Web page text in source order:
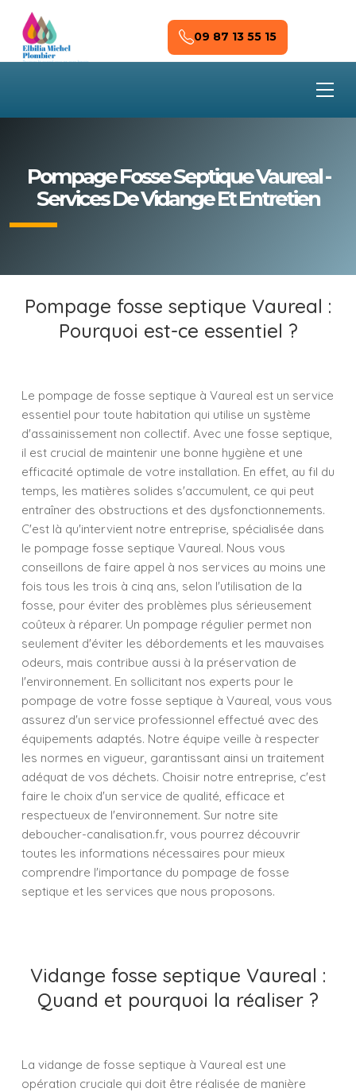
Skip to main content
09 87 13 55 15
Pompage Fosse Septique Vaureal -
Services De Vidange Et Entretien
Pompage fosse septique Vaureal :
Pourquoi est-ce essentiel ?
Le pompage de fosse septique à Vaureal est un service
essentiel pour toute habitation qui utilise un système
d'assainissement non collectif. Avec une fosse septique,
il est crucial de maintenir une bonne hygiène et une
efficacité optimale de votre installation. En effet, au fil du
temps, les matières solides s'accumulent, ce qui peut
entraîner des obstructions et des dysfonctionnements.
C'est là qu'intervient notre entreprise, spécialisée dans
le pompage fosse septique Vaureal. Nous vous
conseillons de faire appel à nos services au moins une
fois tous les trois à cinq ans, selon l'utilisation de la
fosse, pour éviter des problèmes plus sérieusement
coûteux à réparer. Un pompage régulier permet non
seulement d'éviter les débordements et les mauvaises
odeurs, mais contribue aussi à la préservation de
l'environnement. En sollicitant nos experts pour le
pompage de votre fosse septique à Vaureal, vous vous
assurez d'un service professionnel effectué avec des
équipements adaptés. Notre équipe veille à respecter
les normes en vigueur, garantissant ainsi un traitement
adéquat de vos déchets. Choisir notre entreprise, c'est
faire le choix d'un service de qualité, efficace et
respectueux de l'environnement. Sur notre site
deboucher-canalisation.fr, vous pourrez découvrir
toutes les informations nécessaires pour mieux
comprendre l'importance du pompage de fosse
septique et les services que nous proposons.
Vidange fosse septique Vaureal :
Quand et pourquoi la réaliser ?
La vidange de fosse septique à Vaureal est une
opération cruciale qui doit être réalisée de manière